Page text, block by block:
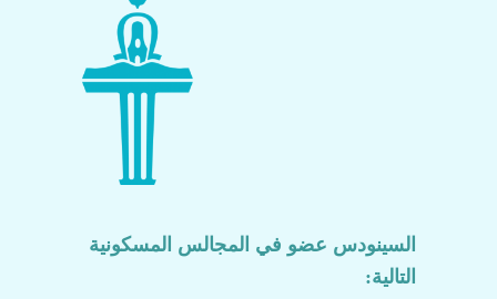
السينودس عضو في المجالس المسكونية
التالية: